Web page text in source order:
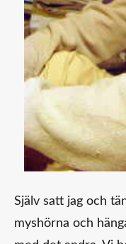
Själv satt jag och
myshörna och